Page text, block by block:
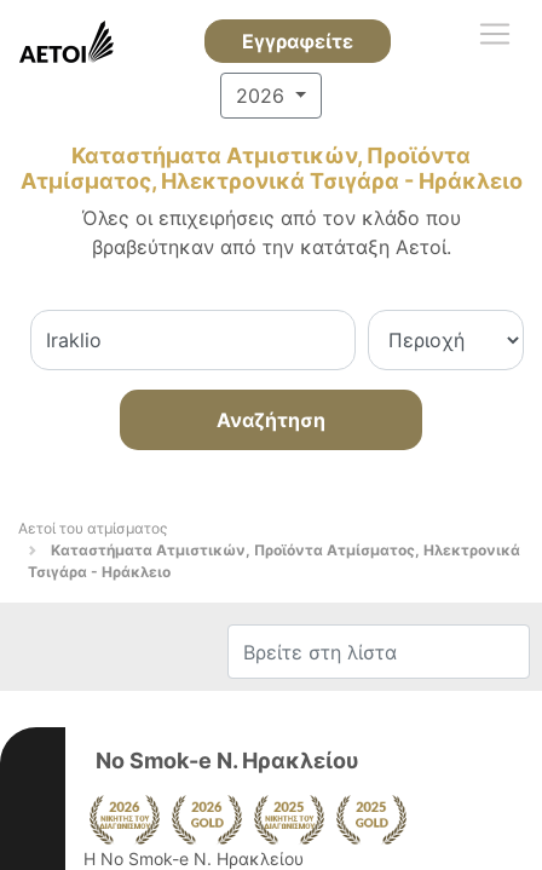
Εγγραφείτε
2026
Καταστήματα Ατμιστικών, Προϊόντα
Ατμίσματος, Ηλεκτρονικά Τσιγάρα - Ηράκλειο
Όλες οι επιχειρήσεις από τον κλάδο που
βραβεύτηκαν από την κατάταξη Αετοί.
Αναζήτηση
Αετοί του ατμίσματος
Καταστήματα Ατμιστικών, Προϊόντα Ατμίσματος, Ηλεκτρονικά
Τσιγάρα - Ηράκλειο
No Smok-e Ν. Ηρακλείου
Η No Smok-e Ν. Ηρακλείου